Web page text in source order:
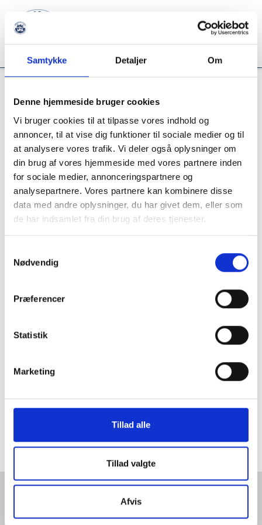
Samtykke Detaljer Om
Denne hjemmeside bruger cookies
Vi bruger cookies til at tilpasse vores indhold og
annoncer, til at vise dig funktioner til sociale medier og til
at analysere vores trafik. Vi deler også oplysninger om
din brug af vores hjemmeside med vores partnere inden
for sociale medier, annonceringspartnere og
analysepartnere. Vores partnere kan kombinere disse
data med andre oplysninger, du har givet dem, eller som
de har indsamlet fra din brug af deres tjenester.
Nødvendig
Præferencer
Statistik
Marketing
Tillad alle
Tillad valgte
Afvis
Indkøbskurv
Din kurv er tom.
Gå til forsiden
Sønderjysk Elitesport-Stadionparken 7,6500Vojens- Email:
74 52 14 99
Handelsbetingelser